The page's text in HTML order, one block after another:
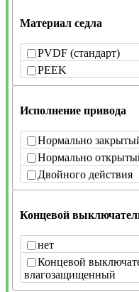
Материал седла
PVDF (стандарт)
PEEK
Исполнение привода
Нормально
Нормально
Двойного действия
Концевой
нет
Концевой
влагозащищенный